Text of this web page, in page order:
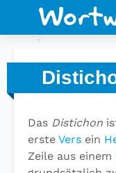
Das Distichon
erste Vers ein
Zeile aus einem